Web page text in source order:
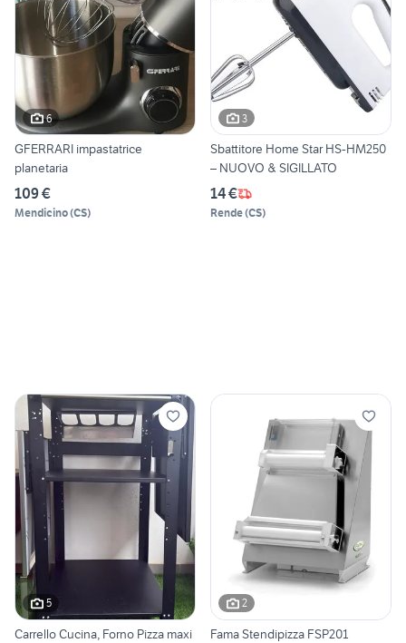
6
GFERRARI impastatrice
planetaria
109 €
Mendicino(CS)
3
Sbattitore Home Star HS-HM250
– NUOVO & SIGILLATO
14 €
Rende(CS)
5
Carrello Cucina, Forno Pizza maxi
2
Fama Stendipizza FSP201